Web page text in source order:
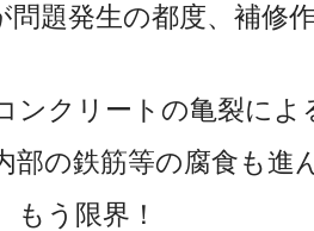
問題発生の都度、補修
ンクリートの亀裂に
部の鉄筋等の腐食も進
もう限界！